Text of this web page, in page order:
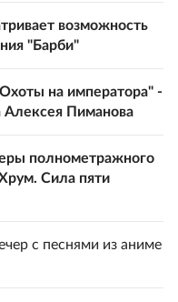
возможность
"Барби"
на императора" -
Алексея Пиманова
полнометражного
Сила пяти
с песнями из аниме